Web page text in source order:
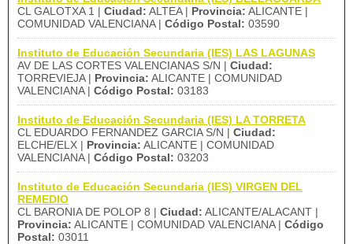
CL GALOTXA 1 | Ciudad: ALTEA | Provincia: ALICANTE |
COMUNIDAD VALENCIANA | Código Postal: 03590
Instituto de Educación Secundaria (IES) LAS LAGUNAS
AV DE LAS CORTES VALENCIANAS S/N | Ciudad:
TORREVIEJA | Provincia: ALICANTE | COMUNIDAD
VALENCIANA | Código Postal: 03183
Instituto de Educación Secundaria (IES) LA TORRETA
CL EDUARDO FERNANDEZ GARCIA S/N | Ciudad:
ELCHE/ELX | Provincia: ALICANTE | COMUNIDAD
VALENCIANA | Código Postal: 03203
Instituto de Educación Secundaria (IES) VIRGEN DEL
REMEDIO
CL BARONIA DE POLOP 8 | Ciudad: ALICANTE/ALACANT |
Provincia: ALICANTE | COMUNIDAD VALENCIANA | Código
Postal: 03011